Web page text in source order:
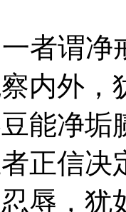
者谓
内外，
能净垢
正信决
辱，